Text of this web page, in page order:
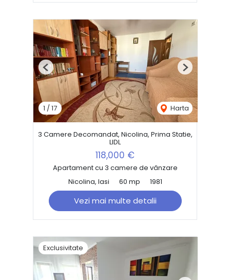
1 / 17 Harta
Previous Next
3 Camere Decomandat, Nicolina, Prima Statie,
LIDL
118,000 €
Apartament cu 3 camere de vânzare
Nicolina, Iasi
60 mp 1981
Vezi mai multe detalii
Exclusivitate